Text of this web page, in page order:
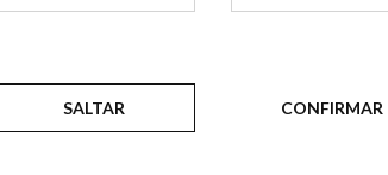
SALTAR CONFIRMAR